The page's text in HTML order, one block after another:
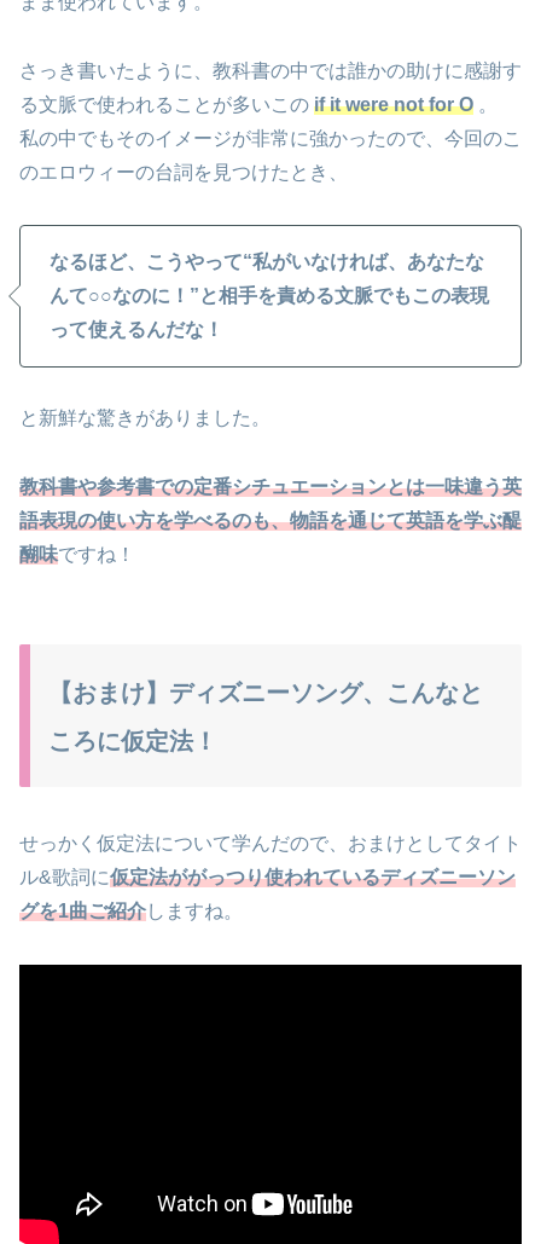
さっき書いたように、教科書の中では誰かの助けに感謝す
る文脈で使われることが多いこの if it were not for O 。
私の中でもそのイメージが非常に強かったので、今回のこ
のエロウィーの台詞を見つけたとき、
なるほど、こうやって“私がいなければ、あなたな
んて○○なのに！”と相手を責める文脈でもこの表現
って使えるんだな！
と新鮮な驚きがありました。
教科書や参考書での定番シチュエーションとは一味違う英
語表現の使い方を学べるのも、物語を通じて英語を学ぶ醍
醐味ですね！
【おまけ】ディズニーソング、こんなと
ころに仮定法！
せっかく仮定法について学んだので、おまけとしてタイト
ル&歌詞に仮定法ががっつり使われているディズニーソン
グを1曲ご紹介しますね。